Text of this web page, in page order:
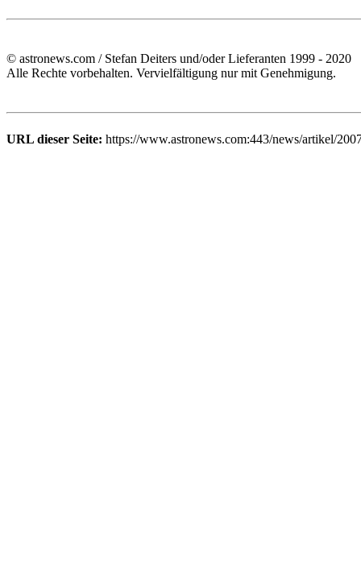
© astronews.com / Stefan Deiters und/oder Lieferanten 1999 - 2020
Alle Rechte vorbehalten. Vervielfältigung nur mit Genehmigung.
URL dieser Seite: https://www.astronews.com:443/news/artikel/